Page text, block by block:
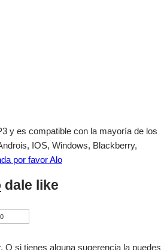
y es compatible con la mayoría de los
IOS, Windows, Blackberry,
por favor Alo
dale like
0
O si tienes alguna sugerencia la puedes